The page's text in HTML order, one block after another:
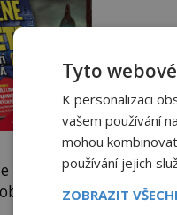
odemknout pouze
číselný kód,
Tyto
K personalizaci
vašem používání
mohou
používání jejich
ZOBRAZIT